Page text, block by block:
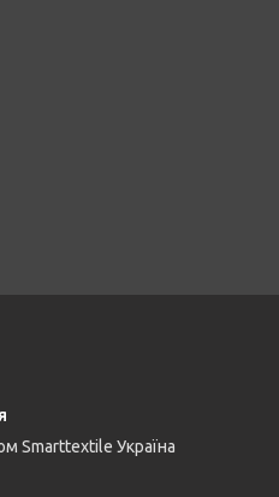
Smarttextile Україна